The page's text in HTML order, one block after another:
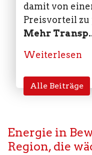
damit von
Preisvorteil
Mehr
Weiterlesen
Alle Beiträge
Energie in
Region, die